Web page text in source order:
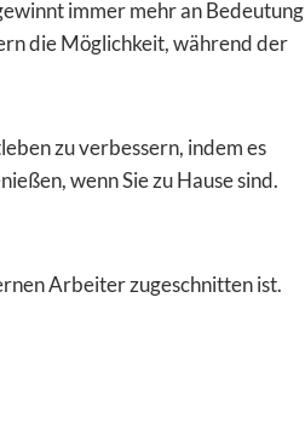
immer mehr an Bedeutung
die Möglichkeit, während der
zu verbessern, indem es
wenn Sie zu Hause sind.
Arbeiter zugeschnitten ist.